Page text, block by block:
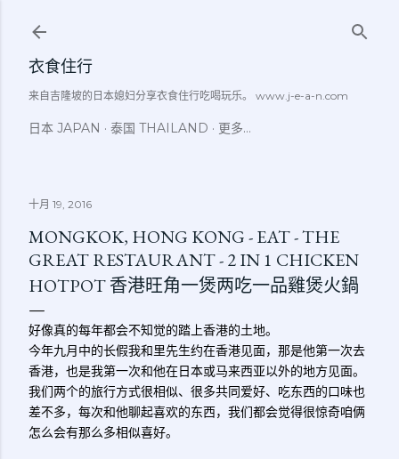
衣食住行
来自吉隆坡的日本媳妇分享衣食住行吃喝玩乐。 www.j-e-a-n.com
日本 JAPAN 泰国 THAILAND 更多…
十月 19, 2016
MONGKOK, HONG KONG - EAT - THE
GREAT RESTAURANT - 2 IN 1 CHICKEN
HOTPOT 香港旺角一煲两吃一品雞煲火鍋
好像真的每年都会不知觉的踏上香港的土地。
今年九月中的长假我和里先生约在香港见面，那是他第一次去
香港，也是我第一次和他在日本或马来西亚以外的地方见面。
我们两个的旅行方式很相似、很多共同爱好、吃东西的口味也
差不多，每次和他聊起喜欢的东西，我们都会觉得很惊奇咱俩
怎么会有那么多相似喜好。